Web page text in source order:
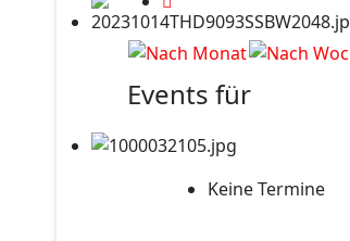
Events für
Keine Termine